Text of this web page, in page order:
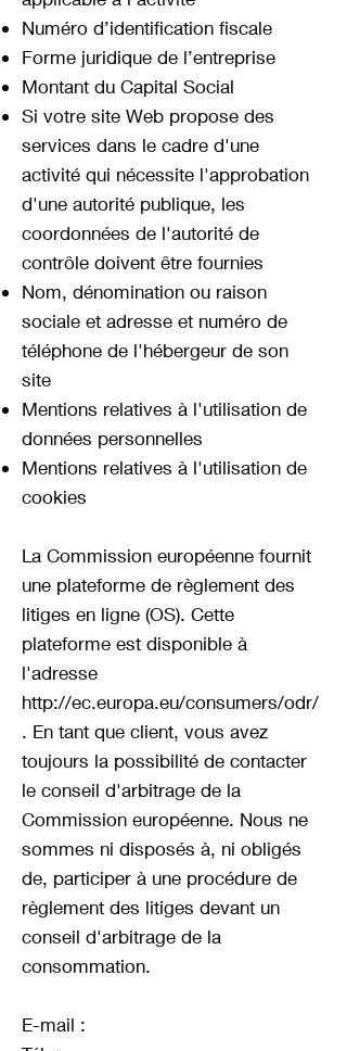
Numéro d’identification fiscale
Forme juridique de l’entreprise
Montant du Capital Social
Si votre site Web propose des
services dans le cadre d'une
activité qui nécessite l'approbation
d'une autorité publique, les
coordonnées de l'autorité de
contrôle doivent être fournies
Nom, dénomination ou raison
sociale et adresse et numéro de
téléphone de l'hébergeur de son
site
Mentions relatives à l'utilisation de
données personnelles
Mentions relatives à l'utilisation de
cookies
La Commission européenne fournit
une plateforme de règlement des
litiges en ligne (OS). Cette
plateforme est disponible à
l'adresse
http://ec.europa.eu/consumers/odr/
. En tant que client, vous avez
toujours la possibilité de contacter
le conseil d'arbitrage de la
Commission européenne. Nous ne
sommes ni disposés à, ni obligés
de, participer à une procédure de
règlement des litiges devant un
conseil d'arbitrage de la
consommation.
E-mail :